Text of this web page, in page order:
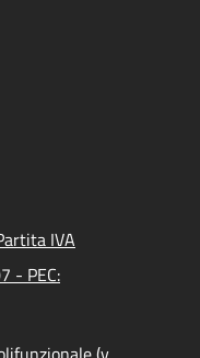
IVA
- PEC: